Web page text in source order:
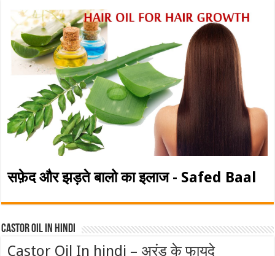
सफ़ेद और झड़ते बालो का इलाज - Safed Baal
Castor Oil In Hindi
Castor Oil In hindi – अरंड के फायदे